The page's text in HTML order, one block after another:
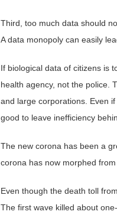
Third, too much data should
A data monopoly can easily
If biological data of citizens is
health agency, not the police.
and large corporations. Even
good to leave inefficiency
The new corona has been a
corona has now morphed
Even though the death toll
The first wave killed about